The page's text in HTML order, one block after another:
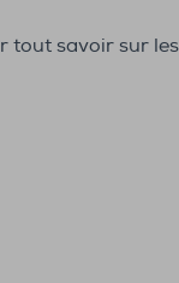
tout savoir sur